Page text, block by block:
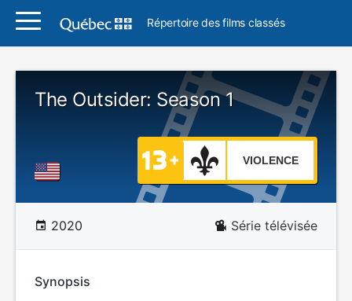
Répertoire des films classés
The Outsider: Season 1
VIOLENCE
2020 Série télévisée
Synopsis